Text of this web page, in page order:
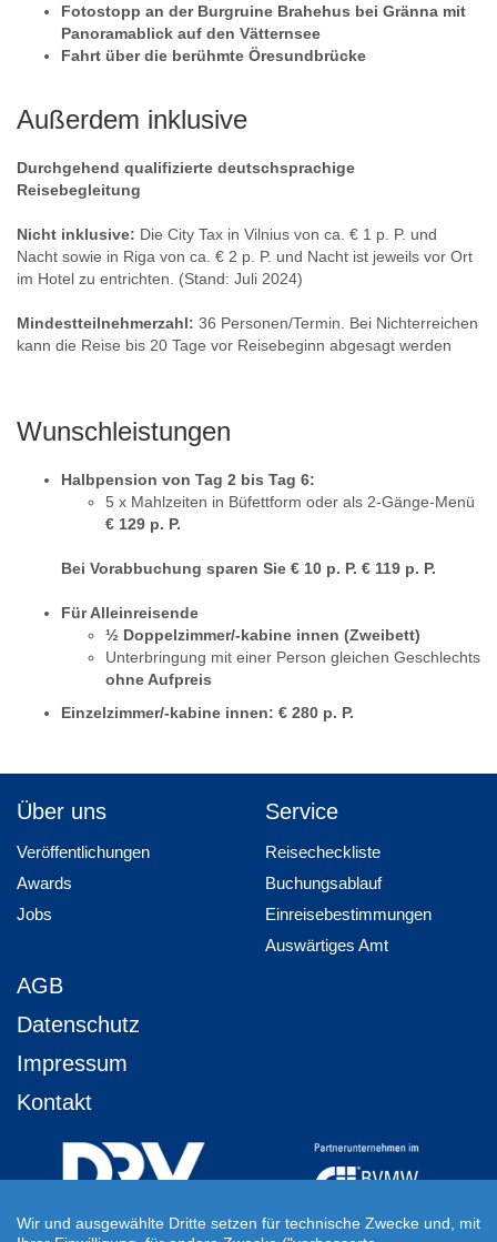
Fotostopp an der Burgruine Brahehus bei Gränna mit
Panoramablick auf den Vätternsee
Fahrt über die berühmte Öresundbrücke
Außerdem inklusive
Durchgehend qualifizierte deutschsprachige
Reisebegleitung
Nicht inklusive: Die City Tax in Vilnius von ca. € 1 p. P. und
Nacht sowie in Riga von ca. € 2 p. P. und Nacht ist jeweils vor Ort
im Hotel zu entrichten. (Stand: Juli 2024)
Mindestteilnehmerzahl: 36 Personen/Termin. Bei Nichterreichen
kann die Reise bis 20 Tage vor Reisebeginn abgesagt werden
Wunschleistungen
Halbpension von Tag 2 bis Tag 6:
5 x Mahlzeiten in Büfettform oder als 2-Gänge-Menü
€ 129 p. P.
Bei Vorabbuchung sparen Sie € 10 p. P. € 119 p. P.
Für Alleinreisende
½ Doppelzimmer/-kabine innen (Zweibett)
Unterbringung mit einer Person gleichen Geschlechts
ohne Aufpreis
Einzelzimmer/-kabine innen: € 280 p. P.
Über uns
Veröffentlichungen
Awards
Jobs
Service
Reisecheckliste
Buchungsablauf
Einreisebestimmungen
Auswärtiges Amt
AGB
Datenschutz
Impressum
Kontakt
Wir und ausgewählte Dritte setzen für technische Zwecke und, mit